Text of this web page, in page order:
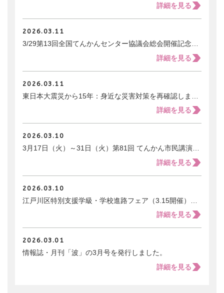
詳細を見る
2026.03.11
詳細を見る
2026.03.11
詳細を見る
2026.03.10
詳細を見る
2026.03.10
詳細を見る
2026.03.01
情報誌・月刊「波」の3月号を発行しました。
詳細を見る